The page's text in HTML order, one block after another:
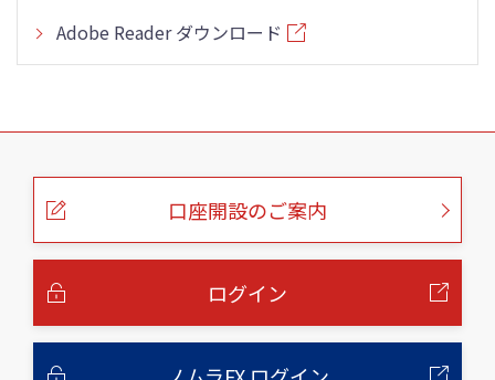
Adobe Reader ダウンロード
こ
口座開設のご案内
ログイン